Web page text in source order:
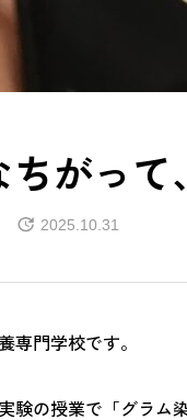
がって
2025.10.31
専門学校です。
験の授業で「グラム